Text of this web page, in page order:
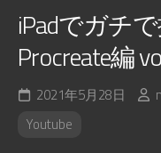
iPadでガチ
Procreate編
2021年5月28日
Youtube